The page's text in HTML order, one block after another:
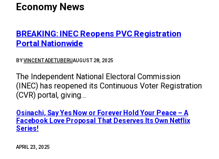
Economy News
BREAKING: INEC Reopens PVC Registration
Portal Nationwide
BYVINCENT ADETUBERUAUGUST 28, 2025
The Independent National Electoral Commission
(INEC) has reopened its Continuous Voter Registration
(CVR) portal, giving…
Osinachi, Say Yes Now or Forever Hold Your Peace – A
Facebook Love Proposal That Deserves Its Own Netflix
Series!
APRIL 23, 2025